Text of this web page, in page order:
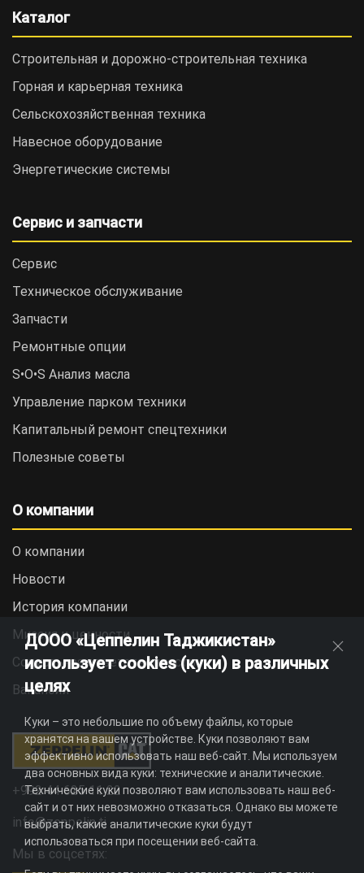
Каталог
Строительная и дорожно-cтроительная техника
Горная и карьерная техника
Сельскохозяйственная техника
Навесное оборудование
Энергетические системы
Сервис и запчасти
Сервис
Техническое обслуживание
Запчасти
Ремонтные опции
S•O•S Анализ масла
Управление парком техники
Капитальный ремонт спецтехники
Полезные советы
О компании
О компании
Новости
История компании
Миссия и ценности
Социальная ответственность
Вакансии
+992 44 625 11 22
info@zeppelin.tj
Мы в соцсетях:
ДООО «Цеппелин Таджикистан»
использует cookies (куки) в различных
целях
Куки – это небольшие по объему файлы, которые
хранятся на вашем устройстве. Куки позволяют вам
эффективно использовать наш веб-сайт. Мы используем
два основных вида куки: технические и аналитические.
Технические куки позволяют вам использовать наш веб-
сайт и от них невозможно отказаться. Однако вы можете
выбрать, какие аналитические куки будут
использоваться при посещении веб-сайта.